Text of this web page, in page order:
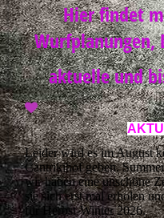
Hier findet
Wurfplanungen,
aktuelle und
Leider wird es im August
Cantrikihof geben.
wir haben eine unschöne
sie sich erst mal erholen
für Herbst-Winter 2026.